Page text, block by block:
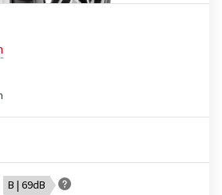
B | 69dB